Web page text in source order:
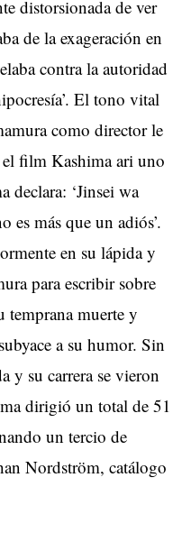
distorsionada de ver
de la exageración en
contra la autoridad
El tono vital
como director le
film Kashima ari uno
declara: ‘Jinsei wa
es más que un adiós’.
en su lápida y
para escribir sobre
temprana muerte y
a su humor. Sin
y su carrera se vieron
dirigió un total de 51
un tercio de
Nordström, catálogo